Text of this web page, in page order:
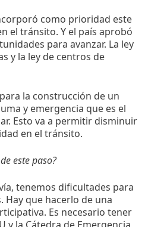
como prioridad este
el tránsito. Y el país aprobó
para avanzar. La ley
y la ley de centros de
la construcción de un
y emergencia que es el
Esto va a permitir disminuir
en el tránsito.
este paso?
tenemos dificultades para
Hay que hacerlo de una
Es necesario tener